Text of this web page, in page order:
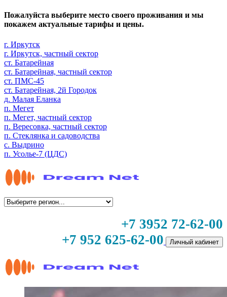
Пожалуйста выберите место своего проживания и мы
покажем актуальные тарифы и цены.
г. Иркутск
г. Иркутск, частный сектор
ст. Батарейная
ст. Батарейная, частный сектор
ст. ПМС-45
ст. Батарейная, 2й Городок
д. Малая Еланка
п. Мегет
п. Мегет, частный сектор
п. Вересовка, частный сектор
п. Стеклянка и садоводства
с. Выдрино
п. Усолье-7 (ЦДС)
+7 3952 72-62-00
+7 952 625-62-00
Личный кабинет